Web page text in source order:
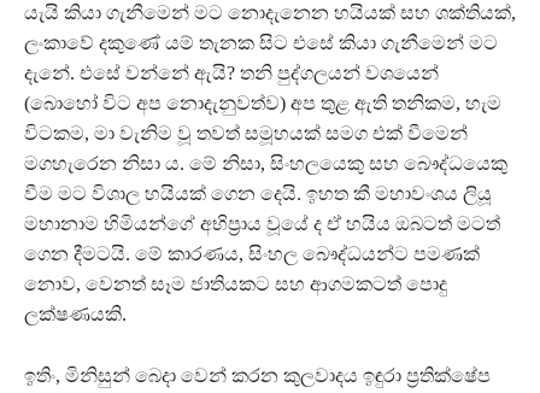
යැයි කියා ගැනීමෙන් මට නොදැනෙන හයියක් සහ ශක්තියක්,
ලංකාවේ දකුණේ යම් තැනක සිට එසේ කියා ගැනීමෙන් මට
දැනේ. එසේ වන්නේ ඇයි? තනි පුද්ගලයන් වශයෙන්
(බොහෝ විට අප නොදැනුවත්ව) අප තුළ ඇති තනිකම, හැම
විටකම, මා වැනිම වූ තවත් සමූහයක් සමග එක් වීමෙන්
මගහැරෙන නිසා ය. මේ නිසා, සිංහලයෙකු සහ බෞද්ධයෙකු
වීම මට විශාල හයියක් ගෙන දෙයි. ඉහත කී මහාවංශය ලියූ
මහානාම හිමියන්ගේ අභිප‍්‍රාය වූයේ ද ඒ හයිය ඔබටත් මටත්
ගෙන දීමටයි. මේ කාරණය, සිංහල බෞද්ධයන්ට පමණක්
නොව, වෙනත් සෑම ජාතියකට සහ ආගමකටත් පොදු
ලක්ෂණයකි.
ඉතිං, මිනිසුන් බෙදා වෙන් කරන කුලවාදය ඉඳුරා ප‍්‍රතික්ෂේප